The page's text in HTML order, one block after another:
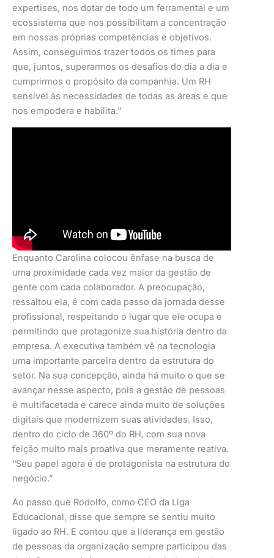
expertises, nos dotar de todo um ferramental e um
ecossistema que nos possibilitam a concentração
em nossas próprias competências e objetivos.
Assim, conseguimos trazer todos os times para
que, juntos, superarmos os desafios do dia a dia e
cumprirmos o propósito da companhia. Um RH
sensível às necessidades de todas as áreas e que
nos empodera e habilita.”
Enquanto Carolina colocou ênfase na busca de
uma proximidade cada vez maior da gestão de
gente com cada colaborador. A preocupação,
ressaltou ela, é com cada passo da jornada desse
profissional, respeitando o lugar que ele ocupa e
permitindo que protagonize sua história dentro da
empresa. A executiva também vê na tecnologia
uma importante parceira dentro da estrutura do
setor. Na sua concepção, ainda há muito o que se
avançar nesse aspecto, pois a gestão de pessoas
é multifacetada e carece ainda muito de soluções
digitais que modernizem suas atividades. Isso,
dentro do ciclo de 360º do RH, com sua nova
feição muito mais proativa que meramente reativa.
“Seu papel agora é de protagonista na estrutura do
negócio.”
Ao passo que Rodolfo, como CEO da Liga
Educacional, disse que sempre se sentiu muito
ligado ao RH. E contou que a liderança em gestão
de pessoas da organização sempre participou das